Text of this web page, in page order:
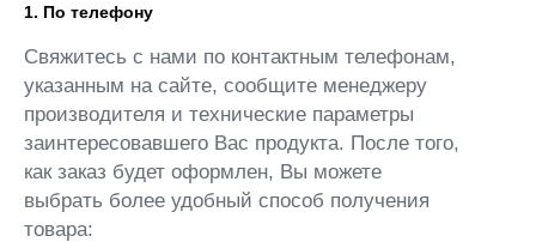
1. По телефону
Свяжитесь с нами по контактным телефонам,
указанным на сайте, сообщите менеджеру
производителя и технические параметры
заинтересовавшего Вас продукта. После того,
как заказ будет оформлен, Вы можете
выбрать более удобный способ получения
товара: